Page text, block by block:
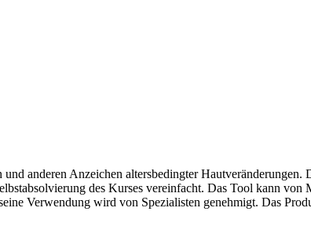
anderen Anzeichen altersbedingter
des Kurses vereinfacht. Das Tool kann von
Verwendung wird von Spezialisten genehmigt. Das